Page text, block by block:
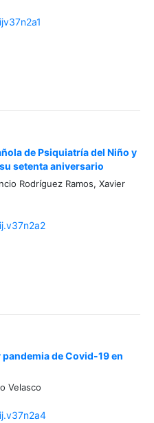
de Psiquiatría del Niño y
setenta aniversario
Rodríguez Ramos, Xavier
de Covid-19 en
Velasco